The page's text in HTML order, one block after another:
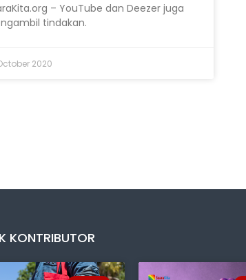
– YouTube dan Deezer juga
tindakan.
2020
KONTRIBUTOR